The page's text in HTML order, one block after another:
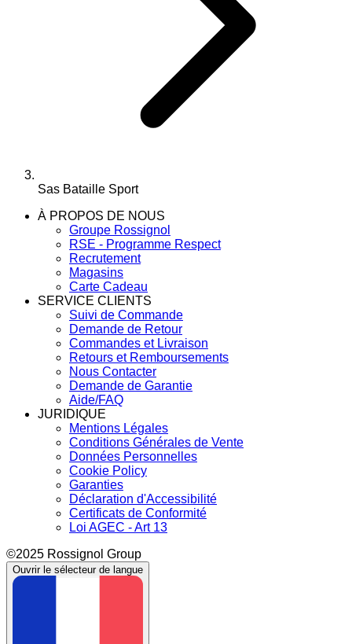
Sas Bataille Sport
À PROPOS DE NOUS
Groupe Rossignol
RSE - Programme Respect
Recrutement
Magasins
Carte Cadeau
SERVICE CLIENTS
Suivi de Commande
Demande de Retour
Commandes et Livraison
Retours et Remboursements
Nous Contacter
Demande de Garantie
Aide/FAQ
JURIDIQUE
Mentions Légales
Conditions Générales de Vente
Données Personnelles
Cookie Policy
Garanties
Déclaration d'Accessibilité
Certificats de Conformité
Loi AGEC - Art 13
©2025 Rossignol Group
Ouvrir le sélecteur de langue